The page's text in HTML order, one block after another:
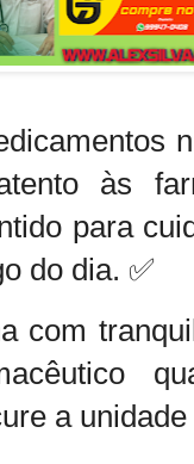
às
para
do dia. ✅
com
a